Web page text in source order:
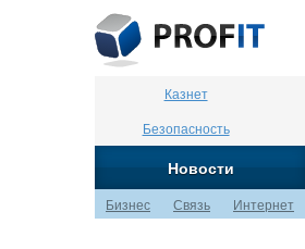
Казнет
Безопасность
Новости
Бизнес Связь Интернет